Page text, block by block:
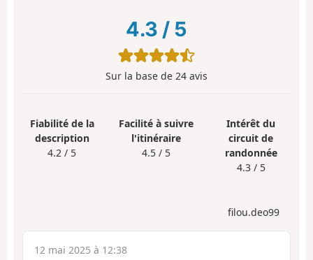
4.3 / 5
Sur la base de 24 avis
Fiabilité de la
description
4.2 / 5
Facilité à suivre
l'itinéraire
4.5 / 5
Intérêt du
circuit de
randonnée
4.3 / 5
filou.deo99
12 mai 2025 à 12:38